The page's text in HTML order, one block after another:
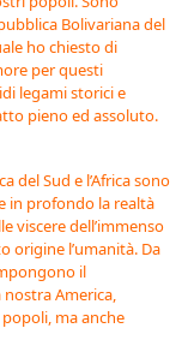
Bolivariana del
ho chiesto di
per questi
legami storici e
pieno ed assoluto.
del Sud e l’Africa sono
in profondo la realtà
viscere dell’immenso
origine l’umanità. Da
il
America,
ma anche